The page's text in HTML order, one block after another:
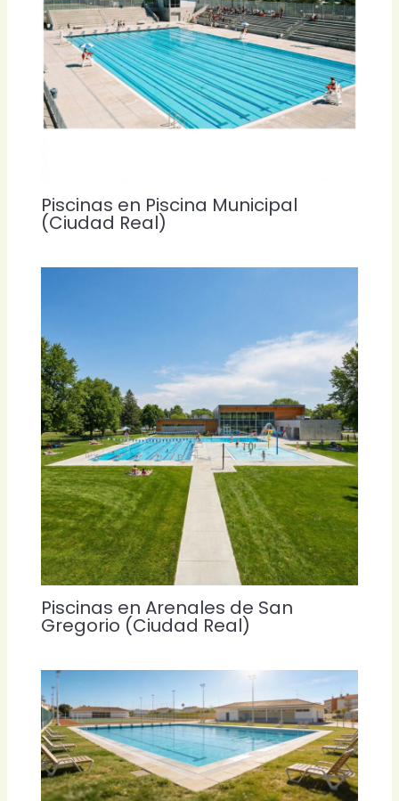
Piscinas en Piscina Municipal
(Ciudad Real)
Piscinas en Arenales de San
Gregorio (Ciudad Real)